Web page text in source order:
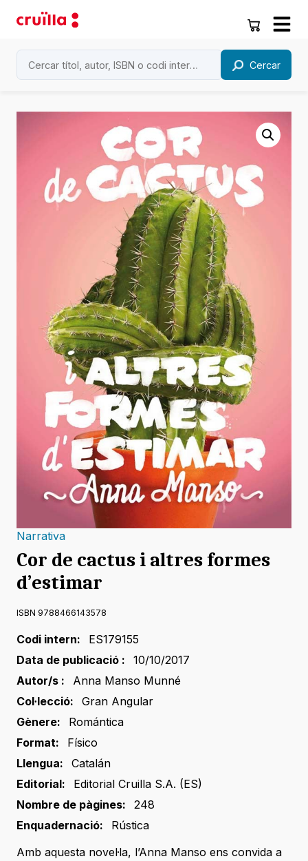
Cercar
Narrativa
Cor de cactus i altres formes
d’estimar
ISBN 9788466143578
Codi intern:
ES179155
Data de publicació :
10/10/2017
Autor/s :
Anna Manso Munné
Col·lecció:
Gran Angular
Gènere:
Romántica
Format:
Físico
Llengua:
Catalán
Editorial:
Editorial Cruilla S.A. (ES)
Nombre de pàgines:
248
Enquadernació:
Rústica
Amb aquesta novel·la, l’Anna Manso ens convida a